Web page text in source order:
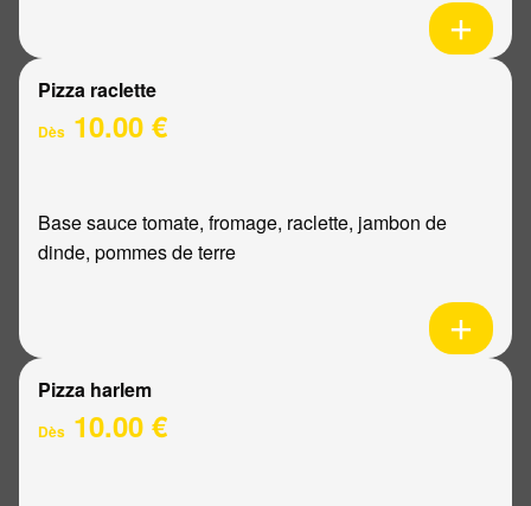
Pizza raclette
Dès 10.00 €
Base sauce tomate, fromage, raclette, jambon de
dinde, pommes de terre
Pizza harlem
Dès 10.00 €